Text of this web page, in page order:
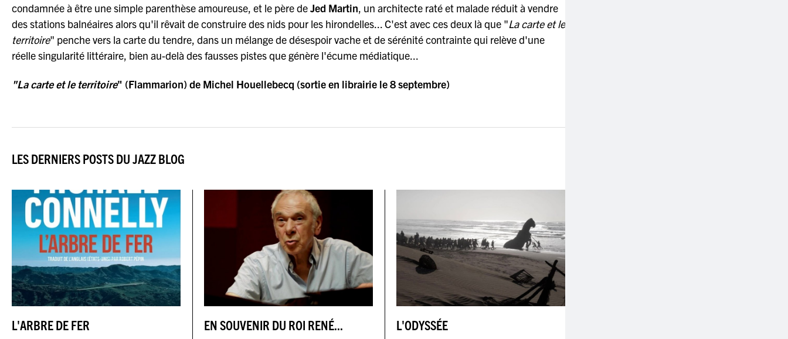
condamnée à être une simple parenthèse amoureuse, et le père deJed Martin, un architecte raté et malade réduit à vendre
des stations balnéaires alors qu'il rêvait de construire des nids pour les hirondelles... C'est avec ces deux là que "La carte et le
territoire" penche vers la carte du tendre, dans un mélange de désespoir vache et de sérénité contrainte qui relève d'une
réelle singularité littéraire, bien au-delà des fausses pistes que génère l'écume médiatique...
"La carte et le territoire" (Flammarion) de Michel Houellebecq (sortie en librairie le 8 septembre)
LES DERNIERS POSTS DU JAZZ BLOG
L'ARBRE DE FER EN SOUVENIR DU ROI RENÉ... L'ODYSSÉE